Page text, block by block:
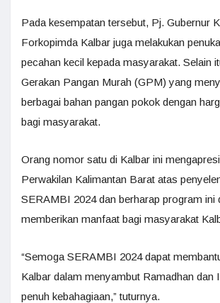
Pada kesempatan tersebut, Pj. Gubernur
Forkopimda Kalbar juga melakukan
pecahan kecil kepada masyarakat. Selain
Gerakan Pangan Murah (GPM) yang
berbagai bahan pangan pokok dengan
bagi masyarakat.
Orang nomor satu di Kalbar ini
Perwakilan Kalimantan Barat atas
SERAMBI 2024 dan berharap program ini
memberikan manfaat bagi masyarakat
“Semoga SERAMBI 2024 dapat
Kalbar dalam menyambut Ramadhan dan
penuh kebahagiaan,” tuturnya.